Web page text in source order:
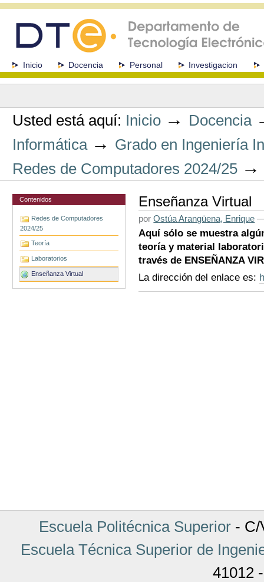
navegación
SeccionesInicio Docencia Personal Investigacion
Herramientas
Usted está aquí: Inicio → Docencia
Informática → Grado en Ingeniería
Redes de Computadores 2024/25
Contenidos
Redes de Computadores
2024/25
Teoría
Laboratorios
Enseñanza Virtual
Enseñanza Virtual
porOstúa Arangüena, Enrique
Aquí sólo se muestra
teoría y material
través de ENSEÑANZA
La dirección del enlace es:
Escuela Politécnica Superior- C/
Escuela Técnica Superior de
41012